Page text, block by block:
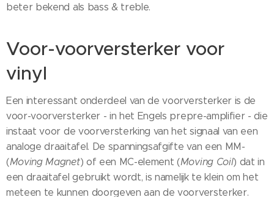
beter bekend als bass & treble.
Voor-voorversterker voor
vinyl
Een interessant onderdeel van de voorversterker is de
voor-voorversterker - in het Engels prepre-amplifier - die
instaat voor de voorversterking van het signaal van een
analoge draaitafel. De spanningsafgifte van een MM-
(Moving Magnet) of een MC-element (Moving Coil) dat in
een draaitafel gebruikt wordt, is namelijk te klein om het
meteen te kunnen doorgeven aan de voorversterker.